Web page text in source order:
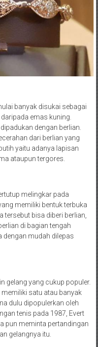
banyak disukai sebagai
emas kuning.
dengan berlian.
dari berlian yang
yaitu adanya lapisan
ataupun tergores.
melingkar pada
memiliki bentuk terbuka
tersebut bisa diberi berlian,
di bagian tengah
dengan mudah dilepas
gelang yang cukup populer.
memiliki satu atau banyak
dulu dipopulerkan oleh
tenis pada 1987, Evert
pun meminta pertandingan
gelangnya itu.